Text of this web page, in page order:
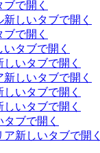
で開く
新しいタブで開く
で開く
いタブで開く
しいタブで開く
新しいタブで開く
しいタブで開く
しいタブで開く
タブで開く
ア新しいタブで開く